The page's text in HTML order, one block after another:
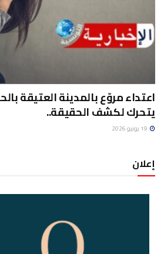
اعتداء مروّع بالمدينة العتيقة
يتحرك لكشف الحقيقة..
إعلان